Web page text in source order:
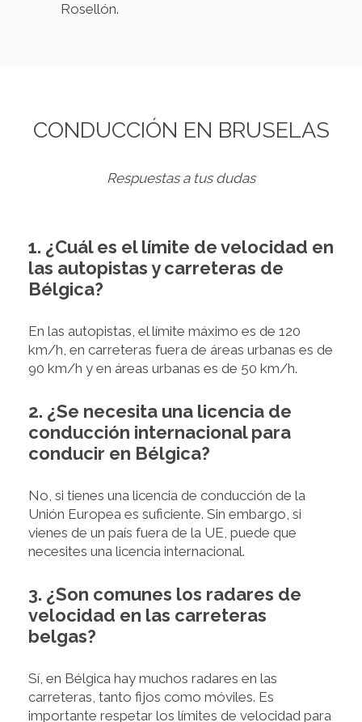
Rosellón.
CONDUCCIÓN EN BRUSELAS
Respuestas a tus dudas
1. ¿Cuál es el límite de velocidad en
las autopistas y carreteras de
Bélgica?
En las autopistas, el límite máximo es de 120
km/h, en carreteras fuera de áreas urbanas es de
90 km/h y en áreas urbanas es de 50 km/h.
2. ¿Se necesita una licencia de
conducción internacional para
conducir en Bélgica?
No, si tienes una licencia de conducción de la
Unión Europea es suficiente. Sin embargo, si
vienes de un país fuera de la UE, puede que
necesites una licencia internacional.
3. ¿Son comunes los radares de
velocidad en las carreteras
belgas?
Sí, en Bélgica hay muchos radares en las
carreteras, tanto fijos como móviles. Es
importante respetar los límites de velocidad para